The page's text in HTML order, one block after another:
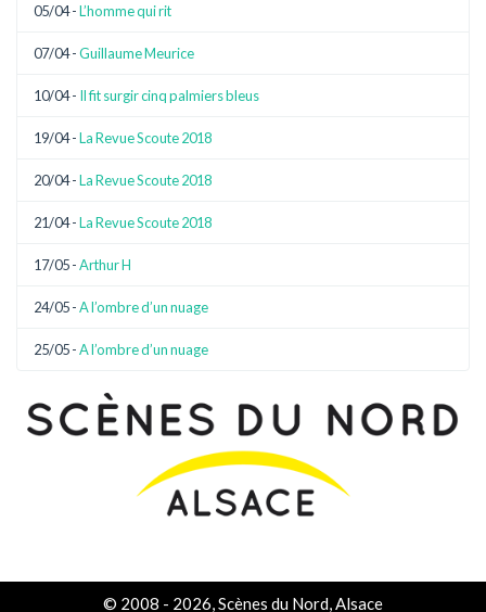
05/04 -L’homme qui rit
07/04 -Guillaume Meurice
10/04 - Il fit surgir cinq palmiers bleus
19/04 -La Revue Scoute 2018
20/04 -La Revue Scoute 2018
21/04 -La Revue Scoute 2018
17/05 -Arthur H
24/05 -A l’ombre d’un nuage
25/05 -A l’ombre d’un nuage
© 2008 - 2026, Scènes du Nord, Alsace